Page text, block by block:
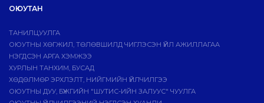
ОЮУТАН
ТАНИЛЦУУЛГА
ОЮУТНЫ ХӨГЖИЛ, ТӨЛӨВШИЛД ЧИГЛЭСЭН ҮЙЛ АЖИЛЛАГАА
НЭГДСЭН АРГА ХЭМЖЭЭ
ХУРЛЫН ТАНХИМ, БУСАД
ХӨДӨЛМӨР ЭРХЛЭЛТ, НИЙГМИЙН ҮЙЛЧИЛГЭЭ
ОЮУТНЫ ДУУ, БҮЖГИЙН "ШУТИС-ИЙН ЗАЛУУС" ЧУУЛГА